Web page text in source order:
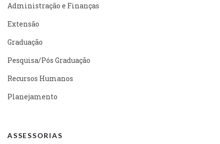
Administração e Finanças
Extensão
Graduação
Pesquisa/Pós Graduação
Recursos Humanos
Planejamento
ASSESSORIAS